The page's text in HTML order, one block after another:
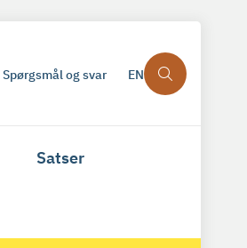
Spørgsmål og svar EN
Satser